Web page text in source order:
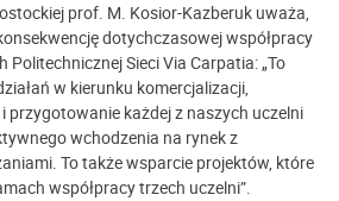
prof. M. Kosior-Kazberuk uważa,
dotychczasowej współpracy
Politechnicznej Sieci Via Carpatia: „To
w kierunku komercjalizacji,
przygotowanie każdej z naszych uczelni
wchodzenia na rynek z
To także wsparcie projektów, które
współpracy trzech uczelni”.